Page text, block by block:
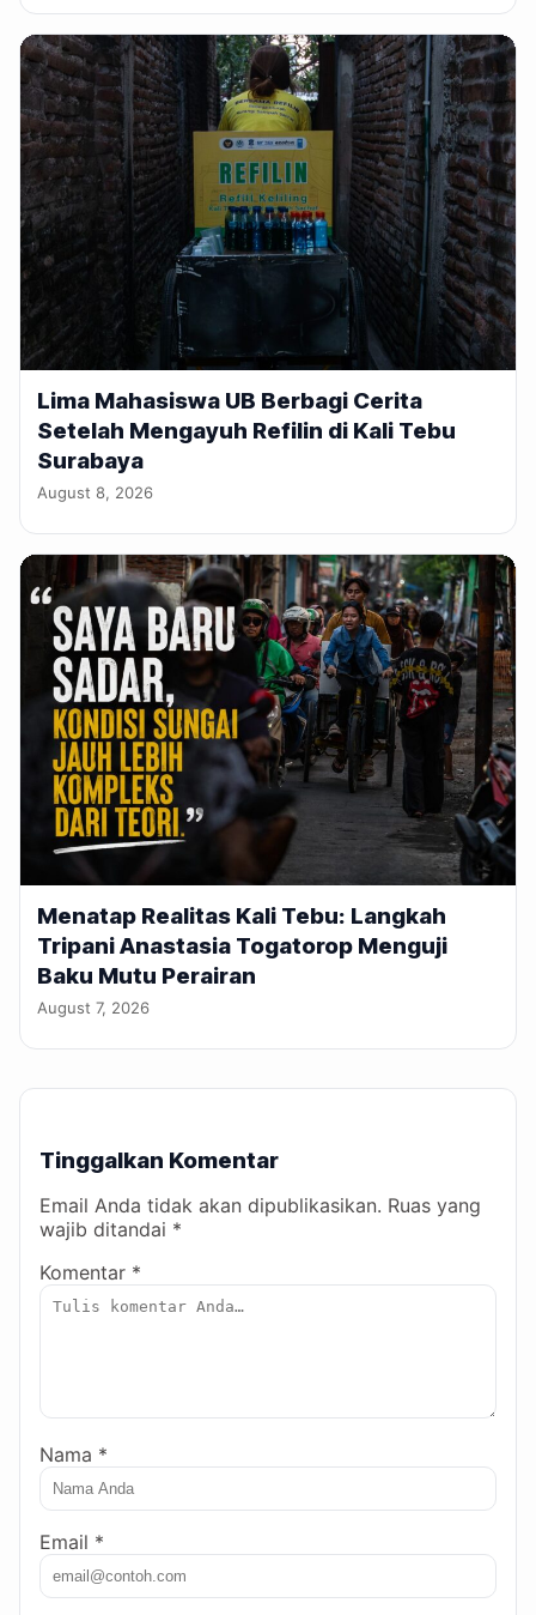
Lima Mahasiswa UB Berbagi Cerita
Setelah Mengayuh Refilin di Kali Tebu
Surabaya
August 8, 2026
Menatap Realitas Kali Tebu: Langkah
Tripani Anastasia Togatorop Menguji
Baku Mutu Perairan
August 7, 2026
Tinggalkan Komentar
Email Anda tidak akan dipublikasikan. Ruas yang
wajib ditandai *
Komentar *
Nama *
Email *